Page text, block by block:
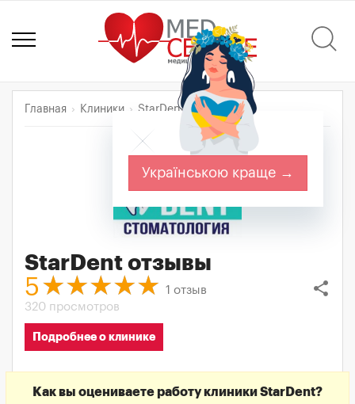
Главная Клиники StarDent Отзывы
StarDent отзывы
share
5 1 отзыв
320 просмотров
Подробнее о клинике
Как вы оцениваете работу клиники StarDent?
Українською краще →